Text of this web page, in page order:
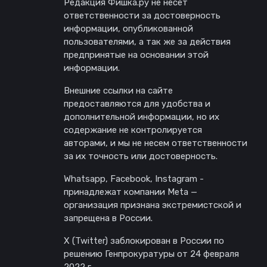
ответственности за достоверность
информации, опубликованной
пользователями, а так же за действия
предпринятые на основании этой
информации.
Внешние ссылки на сайте
предоставляются для удобства и
дополнительной информации, но их
содержание не контролируется
авторами, и мы не несем ответственности
за их точность или достоверность.
Whatsapp, Facebook, Instagram -
принадлежат компании Meta —
организация признана экстремистской и
запрещена в России.
X (Twitter) заблокирован в России по
решению Генпрокуратуры от 24 февраля